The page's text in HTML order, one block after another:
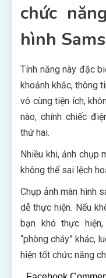
chức
hình
Tính năng này đặc
khoảnh khắc, thông
vô cùng tiện ích,
nào, chính chiếc
thứ hai.
Nhiều khi, ảnh chụp
không thể sai lệch
Chụp ảnh màn hình
dễ thực hiện. Nếu
bạn khó thực
“phòng cháy” khác,
hiện tốt chức năng